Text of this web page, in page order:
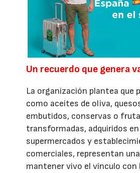
Un recuerdo que genera
La organización plantea que
como aceites de oliva,
embutidos, conservas o
transformadas, adquiridos en
supermercados y
comerciales, representan
mantener vivo el vínculo